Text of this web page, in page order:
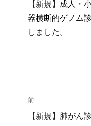
【新規】
成人・
器横断的ゲノム
しました。
稿
前
過
【新規】肺がん